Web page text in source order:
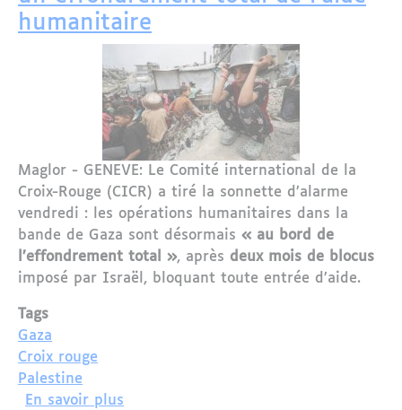
humanitaire
Maglor - GENEVE: Le Comité international de la
Croix-Rouge (CICR) a tiré la sonnette d’alarme
vendredi : les opérations humanitaires dans la
bande de Gaza sont désormais « au bord de
l’effondrement total », après deux mois de blocus
imposé par Israël, bloquant toute entrée d’aide.
Tags
Gaza
Croix rouge
Palestine
En savoir plus